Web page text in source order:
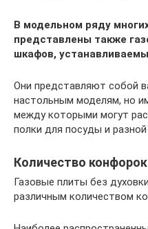
В модельном ряду
представлены также
шкафов,
Они представляют собой
настольным моделям, но
между которыми могут
полки для посуды и разной
Количество конфорок
Газовые плиты без
различным количеством